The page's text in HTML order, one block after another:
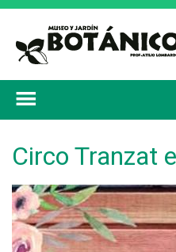
Circo Tranzat